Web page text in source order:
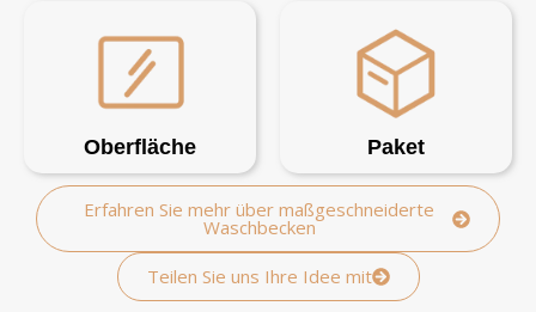
Oberfläche Paket
Erfahren Sie mehr über maßgeschneiderte
Waschbecken
Teilen Sie uns Ihre Idee mit